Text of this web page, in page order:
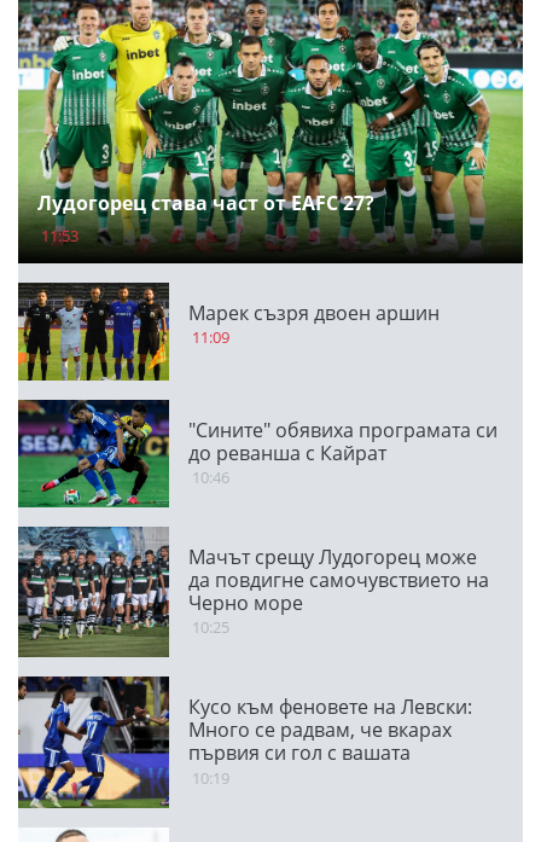
Лудогорец става част от EAFC 27?
11:53
Марек съзря двоен аршин
11:09
"Сините" обявиха програмата си
до реванша с Кайрат
10:46
Мачът срещу Лудогорец може
да повдигне самочувствието на
Черно море
10:25
Кусо към феновете на Левски:
Много се радвам, че вкарах
първия си гол с вашата
подкрепа
10:19